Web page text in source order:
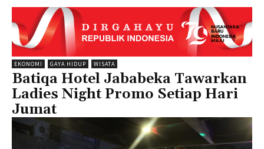
EKONOMI GAYA HIDUP WISATA
Batiqa Hotel Jababeka Tawarkan
Ladies Night Promo Setiap Hari
Jumat